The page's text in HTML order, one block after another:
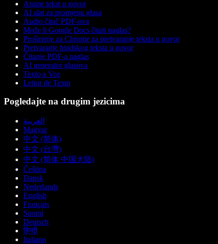
Anime tekst u govor
AI alat za promjenu glasa
Audio čitač PDF-ova
Može li Google Docs čitati naglas?
Proširenje za Chrome za pretvaranje teksta u govor
Pretvaranje hindskog teksta u govor
Čitanje PDF-a naglas
AI generator glasova
Texto a Voz
Leitor de Texto
Pogledajte na drugim jezicima
العربية
Magyar
中文 (简体)
中文 (台灣)
中文 (简体 中国大陆)
Čeština
Dansk
Nederlands
English
Français
Suomi
Deutsch
हिन्दी
Italiano